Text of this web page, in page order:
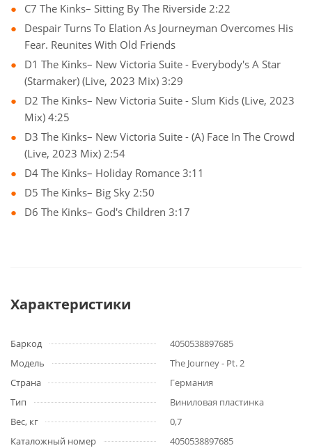
C7 The Kinks– Sitting By The Riverside 2:22
Despair Turns To Elation As Journeyman Overcomes His
Fear. Reunites With Old Friends
D1 The Kinks– New Victoria Suite - Everybody's A Star
(Starmaker) (Live, 2023 Mix) 3:29
D2 The Kinks– New Victoria Suite - Slum Kids (Live, 2023
Mix) 4:25
D3 The Kinks– New Victoria Suite - (A) Face In The Crowd
(Live, 2023 Mix) 2:54
D4 The Kinks– Holiday Romance 3:11
D5 The Kinks– Big Sky 2:50
D6 The Kinks– God's Children 3:17
Характеристики
Баркод
4050538897685
Модель
The Journey - Pt. 2
Страна
Германия
Тип
Виниловая пластинка
Вес, кг
0,7
Каталожный номер
4050538897685